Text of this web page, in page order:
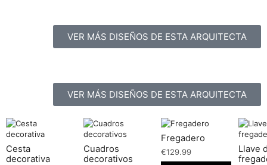
VER MÁS DISEÑOS DE ESTA ARQUITECTA
VER MÁS DISEÑOS DE ESTA ARQUITECTA
Cesta
decorativa
Cuadros
decorativos
Fregadero
€129.99
Llave